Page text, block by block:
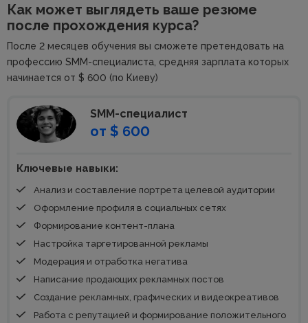
Как может выглядеть ваше резюме
после прохождения курса?
После 2 месяцев обучения вы сможете претендовать на
профессию SMM-специалиста, средняя зарплата которых
начинается от $ 600 (по Киеву)
SMM-специалист
от $ 600
Ключевые навыки:
Анализ и составление портрета целевой аудитории
Оформление профиля в социальных сетях
Формирование контент-плана
Настройка таргетированной рекламы
Модерация и отработка негатива
Написание продающих рекламных постов
Создание рекламных, графических и видеокреативов
Работа с репутацией и формирование положительного